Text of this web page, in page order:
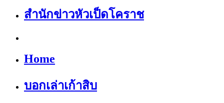
สำนักข่าวหัวเป็ดโคราช
Home
บอกเล่าเก้าสิบ